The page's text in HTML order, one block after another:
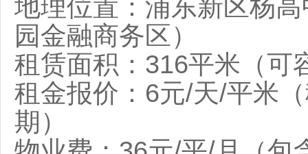
地理位置：浦东新区杨
园金融商务区）
租赁面积：316平米（可
租金报价：6元/天/平米
期）